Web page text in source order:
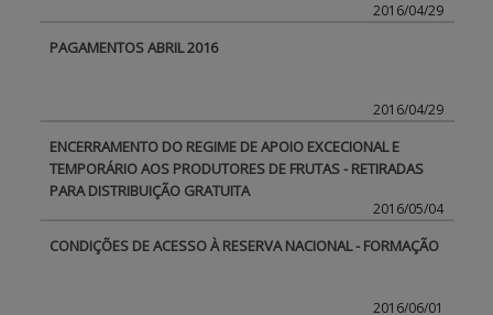
2016/04/29
PAGAMENTOS ABRIL 2016
2016/04/29
ENCERRAMENTO DO REGIME DE APOIO EXCECIONAL E
TEMPORÁRIO AOS PRODUTORES DE FRUTAS - RETIRADAS
PARA DISTRIBUIÇÃO GRATUITA
2016/05/04
CONDIÇÕES DE ACESSO À RESERVA NACIONAL - FORMAÇÃO
2016/06/01